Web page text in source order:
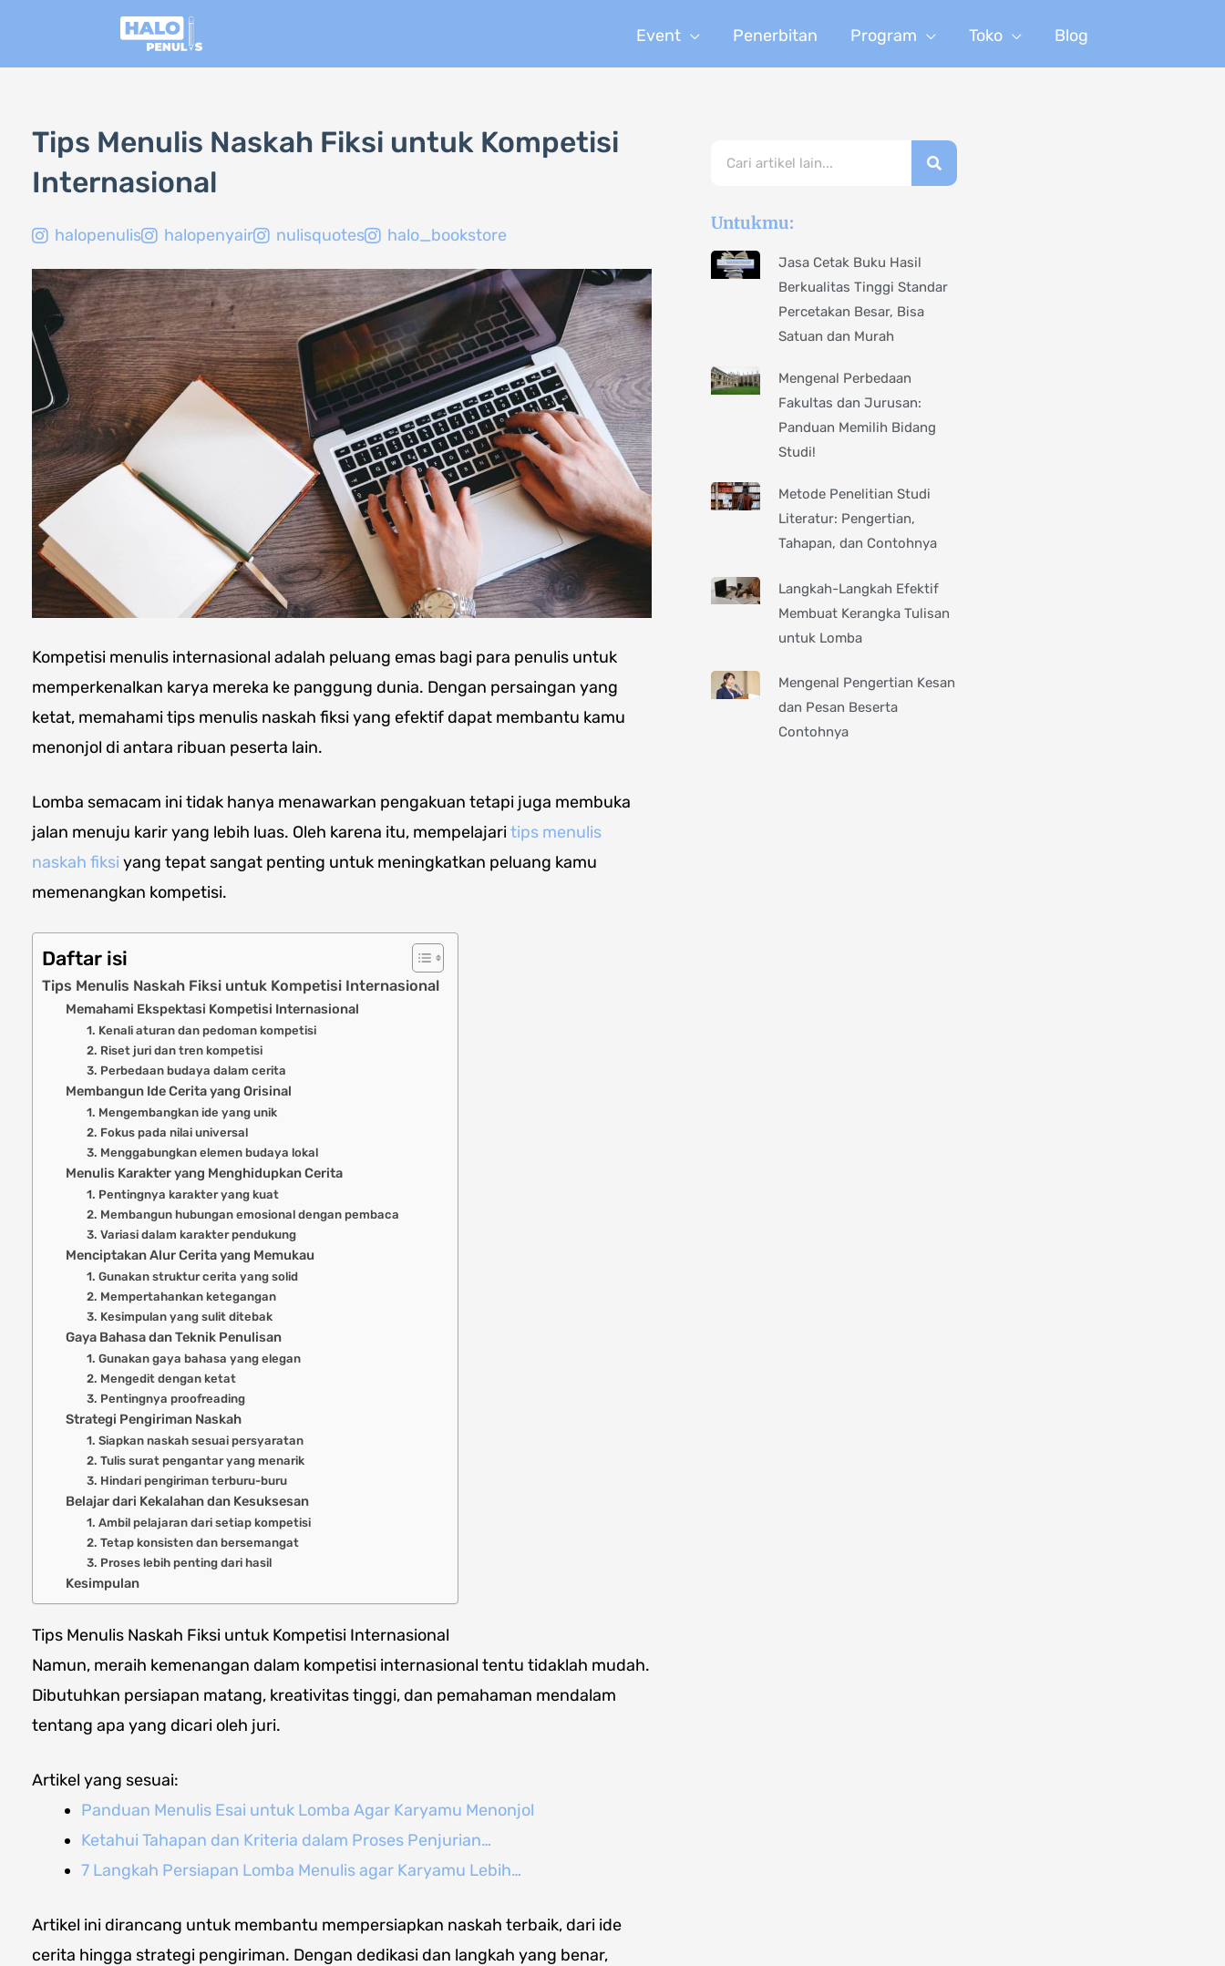
konten
Event Penerbitan Program Toko Blog
Tips Menulis Naskah Fiksi untuk Kompetisi
Internasional
halopenulis halopenyair nulisquotes halo_bookstore
Kompetisi menulis internasional adalah peluang emas bagi para penulis untuk
memperkenalkan karya mereka ke panggung dunia. Dengan persaingan yang
ketat, memahami tips menulis naskah fiksi yang efektif dapat membantu kamu
menonjol di antara ribuan peserta lain.
Lomba semacam ini tidak hanya menawarkan pengakuan tetapi juga membuka
jalan menuju karir yang lebih luas. Oleh karena itu, mempelajaritips menulis
naskah fiksi yang tepat sangat penting untuk meningkatkan peluang kamu
memenangkan kompetisi.
Daftar isi
Tips Menulis Naskah Fiksi untuk Kompetisi Internasional
Memahami Ekspektasi Kompetisi Internasional
1. Kenali aturan dan pedoman kompetisi
2. Riset juri dan tren kompetisi
3. Perbedaan budaya dalam cerita
Membangun Ide Cerita yang Orisinal
1. Mengembangkan ide yang unik
2. Fokus pada nilai universal
3. Menggabungkan elemen budaya lokal
Menulis Karakter yang Menghidupkan Cerita
1. Pentingnya karakter yang kuat
2. Membangun hubungan emosional dengan pembaca
3. Variasi dalam karakter pendukung
Menciptakan Alur Cerita yang Memukau
1. Gunakan struktur cerita yang solid
2. Mempertahankan ketegangan
3. Kesimpulan yang sulit ditebak
Gaya Bahasa dan Teknik Penulisan
1. Gunakan gaya bahasa yang elegan
2. Mengedit dengan ketat
3. Pentingnya proofreading
Strategi Pengiriman Naskah
1. Siapkan naskah sesuai persyaratan
2. Tulis surat pengantar yang menarik
3. Hindari pengiriman terburu-buru
Belajar dari Kekalahan dan Kesuksesan
1. Ambil pelajaran dari setiap kompetisi
2. Tetap konsisten dan bersemangat
3. Proses lebih penting dari hasil
Kesimpulan
Tips Menulis Naskah Fiksi untuk Kompetisi Internasional
Namun, meraih kemenangan dalam kompetisi internasional tentu tidaklah mudah.
Dibutuhkan persiapan matang, kreativitas tinggi, dan pemahaman mendalam
tentang apa yang dicari oleh juri.
Artikel yang sesuai:
Panduan Menulis Esai untuk Lomba Agar Karyamu Menonjol
Ketahui Tahapan dan Kriteria dalam Proses Penjurian…
7 Langkah Persiapan Lomba Menulis agar Karyamu Lebih…
Artikel ini dirancang untuk membantu mempersiapkan naskah terbaik, dari ide
cerita hingga strategi pengiriman. Dengan dedikasi dan langkah yang benar,
Untukmu:
Jasa Cetak Buku Hasil
Berkualitas Tinggi Standar
Percetakan Besar, Bisa
Satuan dan Murah
Mengenal Perbedaan
Fakultas dan Jurusan:
Panduan Memilih Bidang
Studi!
Metode Penelitian Studi
Literatur: Pengertian,
Tahapan, dan Contohnya
Langkah-Langkah Efektif
Membuat Kerangka Tulisan
untuk Lomba
Mengenal Pengertian Kesan
dan Pesan Beserta
Contohnya